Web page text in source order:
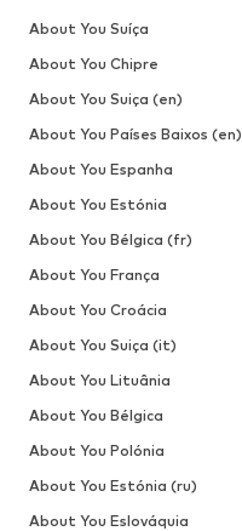
About You Suíça
About You Chipre
About You Suiça (en)
About You Países Baixos (en)
About You Espanha
About You Estónia
About You Bélgica (fr)
About You França
About You Croácia
About You Suiça (it)
About You Lituânia
About You Bélgica
About You Polónia
About You Estónia (ru)
About You Eslováquia